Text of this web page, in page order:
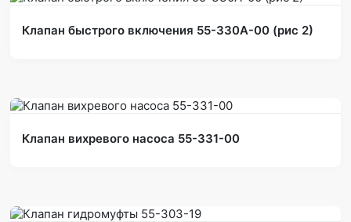
Клапан быстрого включения 55-330А-00 (рис 2)
Клапан вихревого насоса 55-331-00